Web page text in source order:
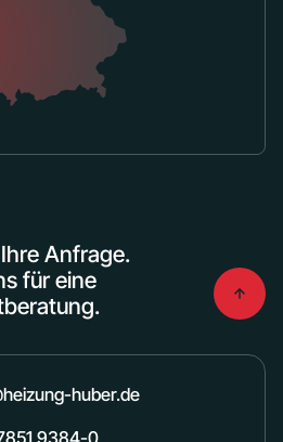
Anfrage.
für eine
huber.de
9384-0